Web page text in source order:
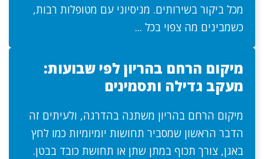
מכל ביקור בשירותים. מניסיוני עם מטופלות רבות,
כשמבינים מה צפוי בכל ...
מיקום הרחם בהריון לפי שבועות:
מעקב גדילה ותסמינים
מיקום הרחם בהריון משתנה בהדרגה, ולעיתים זה
הדבר הראשון שמסביר תחושות יומיומיות כמו לחץ
באגן, צורך תכוף במתן שתן או תחושת כובד בבטן.